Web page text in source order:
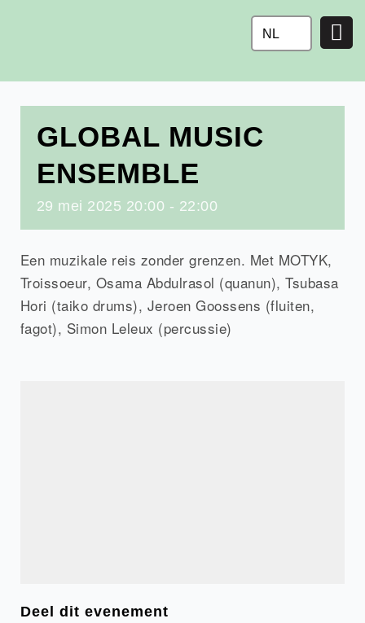
NL
GLOBAL MUSIC
ENSEMBLE
29 mei 2025 20:00 - 22:00
Een muzikale reis zonder grenzen. Met MOTYK,
Troissoeur, Osama Abdulrasol (quanun), Tsubasa
Hori (taiko drums), Jeroen Goossens (fluiten,
fagot), Simon Leleux (percussie)
Deel dit evenement